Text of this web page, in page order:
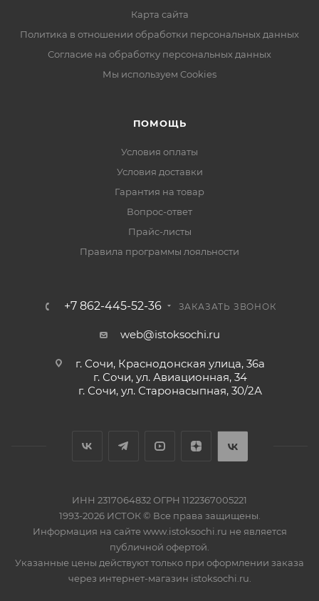
Карта сайта
Политика в отношении обработки персональных данных
Согласие на обработку персональных данных
Мы используем Cookies
ПОМОЩЬ
Условия оплаты
Условия доставки
Гарантия на товар
Вопрос-ответ
Прайс-листы
Правила программы лояльности
+7 862-445-52-36 ЗАКАЗАТЬ ЗВОНОК
web@istoksochi.ru
г. Сочи, Краснодонская улица, 36а
г. Сочи, ул. Авиационная, 34
г. Сочи, ул. Старонасыпная, 30/2А
ИНН 2317064832 ОГРН 1122367005221
1993-2026 ИСТОК © Все права защищены.
Информация на сайте www.istoksochi.ru не является
публичной офертой.
Указанные цены действуют только при оформлении заказа
через интернет-магазин istoksochi.ru.